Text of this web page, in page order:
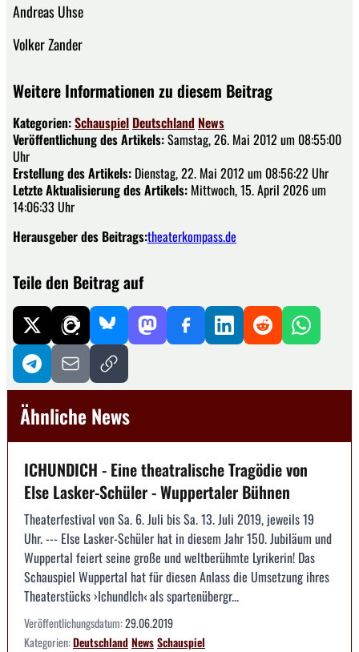
Andreas Uhse
Volker Zander
Weitere Informationen zu diesem Beitrag
Kategorien:Schauspiel Deutschland News
Veröffentlichung des Artikels:Samstag, 26. Mai 2012 um 08:55:00
Uhr
Erstellung des Artikels: Dienstag, 22. Mai 2012 um 08:56:22 Uhr
Letzte Aktualisierung des Artikels: Mittwoch, 15. April 2026 um
14:06:33 Uhr
Herausgeber des Beitrags:theaterkompass.de
Teile den Beitrag auf
Ähnliche News
ICHUNDICH - Eine theatralische Tragödie von
Else Lasker-Schüler - Wuppertaler Bühnen
Theaterfestival von Sa. 6. Juli bis Sa. 13. Juli 2019, jeweils 19
Uhr. --- Else Lasker-Schüler hat in diesem Jahr 150. Jubiläum und
Wuppertal feiert seine große und weltberühmte Lyrikerin! Das
Schauspiel Wuppertal hat für diesen Anlass die Umsetzung ihres
Theaterstücks ›IchundIch‹ als spartenübergr...
Veröffentlichungsdatum:29.06.2019
Kategorien:DeutschlandNewsSchauspiel